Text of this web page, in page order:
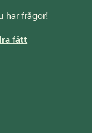
har frågor!
fått